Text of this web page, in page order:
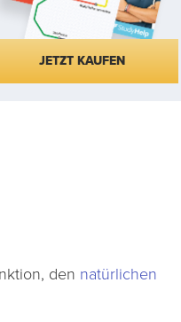
JETZT KAUFEN
den natürlichen